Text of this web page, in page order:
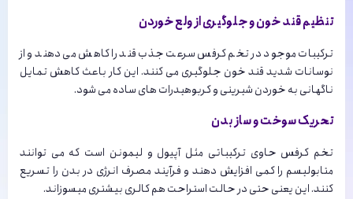
تنظیم قند خون و جلوگیری از ولع خوردن
ترکیبات موجود در تخم کرفس سرعت جذب قند را کاهش می دهند و از
نوسانات شدید قند خون جلوگیری می کنند. این کار باعث کاهش تمایل
ناگهانی به خوردن شیرینی و کربوهیدرات های ساده می شود.
تحریک سوخت و ساز بدن
تخم کرفس حاوی ترکیباتی مثل آپیول و لیمونن است که می توانند
متابولیسم را کمی افزایش دهند و فرآیند مصرف انرژی در بدن را تسریع
کنند. این یعنی حتی در حالت استراحت هم کالری بیشتری میسوزاند.